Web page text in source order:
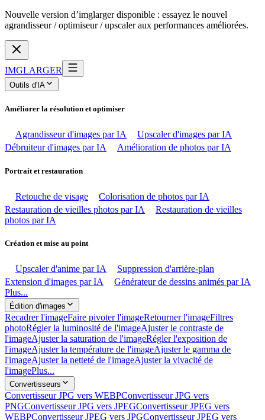
Nouvelle version d’imglarger disponible : essayez le nouvel
agrandisseur / optimiseur / upscaler aux performances améliorées.
IMGLARGER
Outils d'IA
Améliorer la résolution et optimiser
Agrandisseur d'images par IA
Upscaler d'images par IA
Débruiteur d'images par IA
Amélioration de photos par IA
Portrait et restauration
Retouche de visage
Colorisation de photos par IA
Restauration de vieilles photos par IA
Restauration de vieilles
photos par IA
Création et mise au point
Upscaler d'anime par IA
Suppression d'arrière-plan
Extension d'images par IA
Générateur de dessins animés par IA
Plus...
Édition d'images
Recadrer l'imageFaire pivoter l'imageRetourner l'imageFiltres
photoRégler la luminosité de l'imageAjuster le contraste de
l'imageAjuster la saturation de l'imageRégler l'exposition de
l'imageAjuster la température de l'imageAjuster le gamma de
l'imageAjuster la netteté de l'imageAjuster la vivacité de
l'imagePlus...
Convertisseurs
Convertisseur JPG vers WEBPConvertisseur JPG vers
PNGConvertisseur JPG vers JPEGConvertisseur JPEG vers
WEBPConvertisseur JPEG vers JPGConvertisseur JPEG vers